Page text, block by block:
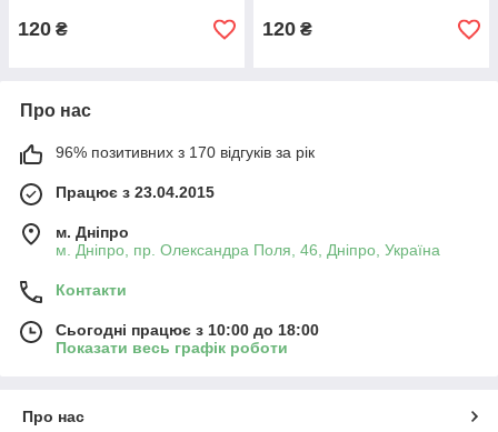
120 ₴ 120 ₴
Про нас
96% позитивних з 170 відгуків за рік
Працює з 23.04.2015
м. Дніпро
м. Дніпро, пр. Олександра Поля, 46, Дніпро, Україна
Контакти
Сьогодні працює з 10:00 до 18:00
Показати весь графік роботи
Про нас